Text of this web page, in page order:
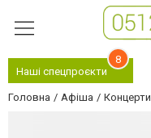
Наші спецпроєкти
8
Головна Афіша Концерти